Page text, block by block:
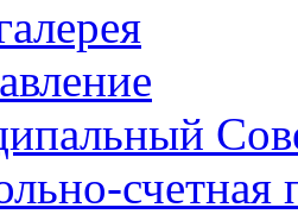
счетная